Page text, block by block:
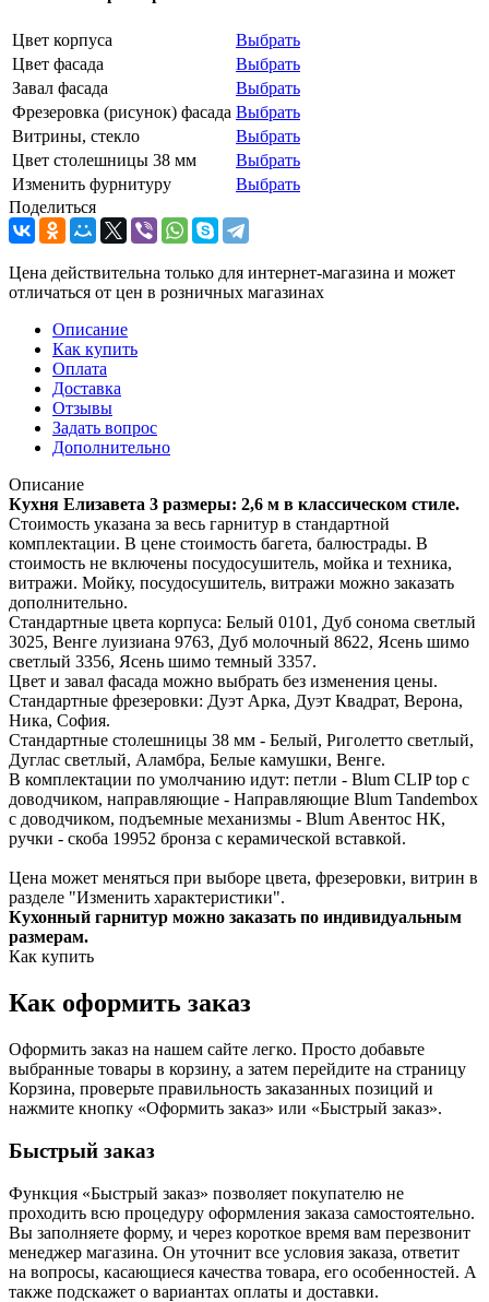
Цвет корпуса
Выбрать
Цвет фасада
Выбрать
Завал фасада
Выбрать
Фрезеровка (рисунок) фасада Выбрать
Витрины, стекло
Выбрать
Цвет столешницы 38 мм
Выбрать
Изменить фурнитуру
Выбрать
Поделиться
Цена действительна только для интернет-магазина и может
отличаться от цен в розничных магазинах
Описание
Как купить
Оплата
Доставка
Отзывы
Задать вопрос
Дополнительно
Описание
Кухня Елизавета 3 размеры: 2,6 м в классическом стиле.
Стоимость указана за весь гарнитур в стандартной
комплектации. В цене стоимость багета, балюстрады. В
стоимость не включены посудосушитель, мойка и техника,
витражи. Мойку, посудосушитель, витражи можно заказать
дополнительно.
Стандартные цвета корпуса: Белый 0101, Дуб сонома светлый
3025, Венге луизиана 9763, Дуб молочный 8622, Ясень шимо
светлый 3356, Ясень шимо темный 3357.
Цвет и завал фасада можно выбрать без изменения цены.
Стандартные фрезеровки: Дуэт Арка, Дуэт Квадрат, Верона,
Ника, София.
Стандартные столешницы 38 мм - Белый, Риголетто светлый,
Дуглас светлый, Аламбра, Белые камушки, Венге.
В комплектации по умолчанию идут: петли - Blum CLIP top с
доводчиком, направляющие - Направляющие Blum Tandembox
с доводчиком, подъемные механизмы - Blum Авентос НК,
ручки - скоба 19952 бронза с керамической вставкой.
Цена может меняться при выборе цвета, фрезеровки, витрин в
разделе "Изменить характеристики".
Кухонный гарнитур можно заказать по индивидуальным
размерам.
Как купить
Как оформить заказ
Оформить заказ на нашем сайте легко. Просто добавьте
выбранные товары в корзину, а затем перейдите на страницу
Корзина, проверьте правильность заказанных позиций и
нажмите кнопку «Оформить заказ» или «Быстрый заказ».
Быстрый заказ
Функция «Быстрый заказ» позволяет покупателю не
проходить всю процедуру оформления заказа самостоятельно.
Вы заполняете форму, и через короткое время вам перезвонит
менеджер магазина. Он уточнит все условия заказа, ответит
на вопросы, касающиеся качества товара, его особенностей. А
также подскажет о вариантах оплаты и доставки.